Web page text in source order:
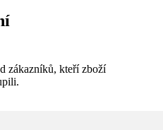
zákazníků, kteří zboží